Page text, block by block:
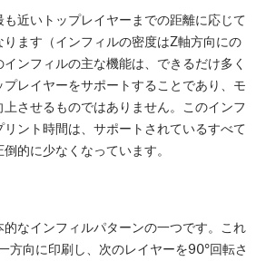
近いトップレイヤーまでの距離に応じて
ります（インフィルの密度はZ軸方向にの
ンフィルの主な機能は、できるだけ多く
レイヤーをサポートすることであり、モ
させるものではありません。このインフ
リント時間は、サポートされているすべて
的に少なくなっています。
的なインフィルパターンの一つです。これ
方向に印刷し、次のレイヤーを90°回転さ